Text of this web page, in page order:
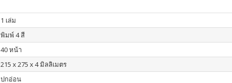
1 เล่ม
พิมพ์ 4 สี
40 หน้า
215 x 275 x 4 มิลลิเมตร
ปกอ่อน